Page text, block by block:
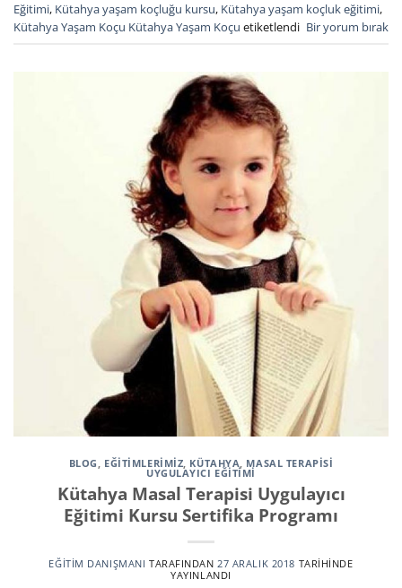
Eğitimi, Kütahya yaşam koçluğu kursu, Kütahya yaşam koçluk eğitimi,
Kütahya Yaşam Koçu Kütahya Yaşam Koçu etiketlendi Bir yorum bırak
BLOG, EĞITIMLERIMIZ, KÜTAHYA, MASAL TERAPISI
UYGULAYICI EĞITIMI
Kütahya Masal Terapisi Uygulayıcı
Eğitimi Kursu Sertifika Programı
EĞITIM DANIŞMANI TARAFINDAN 27 ARALIK 2018 TARIHINDE
YAYINLANDI